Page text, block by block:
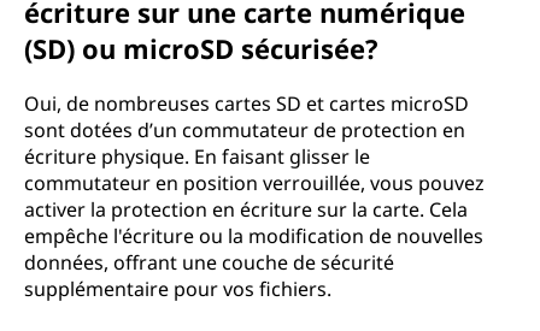
écriture sur une carte numérique
(SD) ou microSD sécurisée?
Oui, de nombreuses cartes SD et cartes microSD
sont dotées d’un commutateur de protection en
écriture physique. En faisant glisser le
commutateur en position verrouillée, vous pouvez
activer la protection en écriture sur la carte. Cela
empêche l'écriture ou la modification de nouvelles
données, offrant une couche de sécurité
supplémentaire pour vos fichiers.